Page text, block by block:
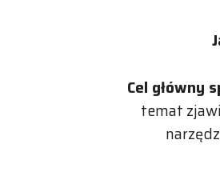
Cel główny
temat